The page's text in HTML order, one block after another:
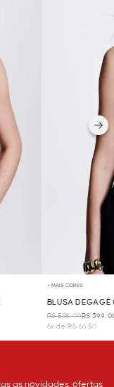
+ MAIS CORES
BLUSA DEGAGÊ
R$ 598,00R$
6x de R$ 66,50
as novidades, ofertas